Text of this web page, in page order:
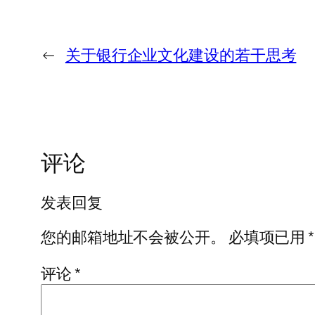
← 关于银行企业文化建设的若干思考
评论
发表回复
您的邮箱地址不会被公开。
必填项已用*
评论*